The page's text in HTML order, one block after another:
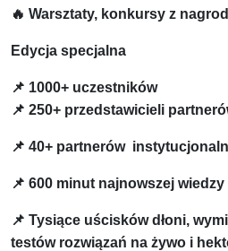
🔥 Warsztaty, konkursy z
Edycja specjalna
📌 1000+ uczestników
📌 250+ przedstawicieli
📌 40+ partnerów
📌 600 minut najnowszej
📌 Tysiące uścisków dłoni,
testów rozwiązań na żywo i